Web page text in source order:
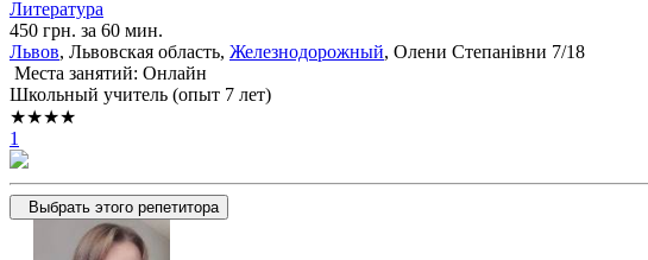
Литература
450 грн. за 60 мин.
Львов, Львовская область, Железнодорожный, Олени Степанівни 7/18
Места занятий: Онлайн
Школьный учитель (опыт 7 лет)
★★★★
1
Выбрать этого репетитора